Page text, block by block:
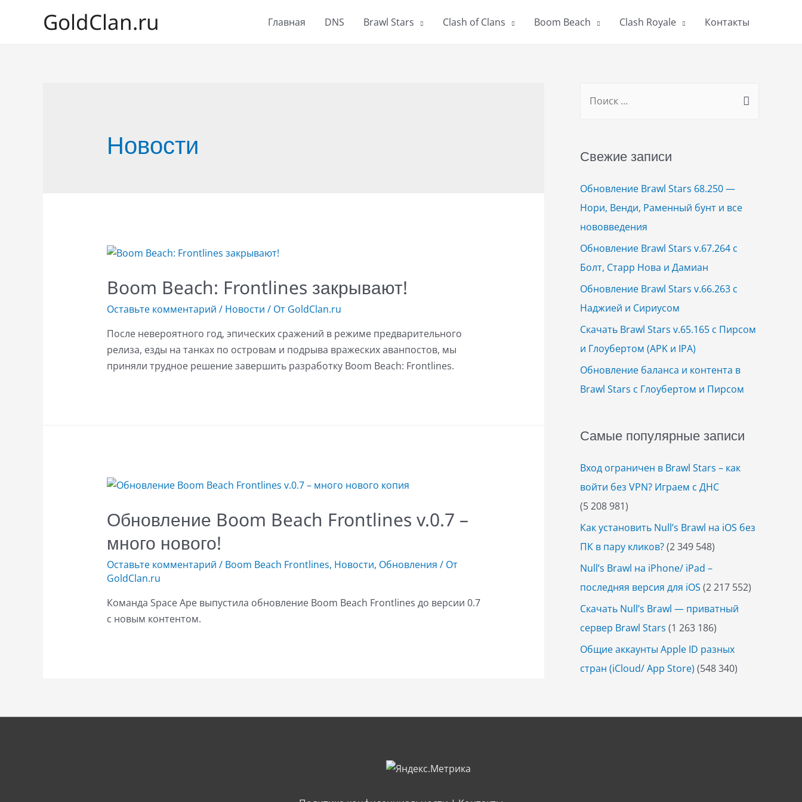
GoldClan.ru Главная DNS Brawl Stars Clash of Clans Boom Beach Clash Royale Контакты
Новости
Boom Beach: Frontlines закрывают!
Оставьте комментарий / Новости / От GoldClan.ru
После невероятного год, эпических сражений в режиме предварительного
релиза, езды на танках по островам и подрыва вражеских аванпостов, мы
приняли трудное решение завершить разработку Boom Beach: Frontlines.
Обновление Boom Beach Frontlines v.0.7 –
много нового!
Оставьте комментарий / Boom Beach Frontlines, Новости, Обновления / От
GoldClan.ru
Команда Space Ape выпустила обновление Boom Beach Frontlines до версии 0.7
с новым контентом.
r
h
f
o
r
:
Свежие записи
Обновление Brawl Stars 68.250 —
Нори, Венди, Раменный бунт и все
нововведения
Обновление Brawl Stars v.67.264 с
Болт, Старр Нова и Дамиан
Обновление Brawl Stars v.66.263 с
Наджией и Сириусом
Скачать Brawl Stars v.65.165 с Пирсом
и Глоубертом (APK и IPA)
Обновление баланса и контента в
Brawl Stars с Глоубертом и Пирсом
Самые популярные записи
Вход ограничен в Brawl Stars – как
войти без VPN? Играем с ДНС
(5 208 981)
Как установить Null’s Brawl на iOS без
ПК в пару кликов?(2 349 548)
Null’s Brawl на iPhone/ iPad –
последняя версия для iOS (2 217 552)
Скачать Null’s Brawl — приватный
сервер Brawl Stars (1 263 186)
Общие аккаунты Apple ID разных
стран (iCloud/ App Store) (548 340)